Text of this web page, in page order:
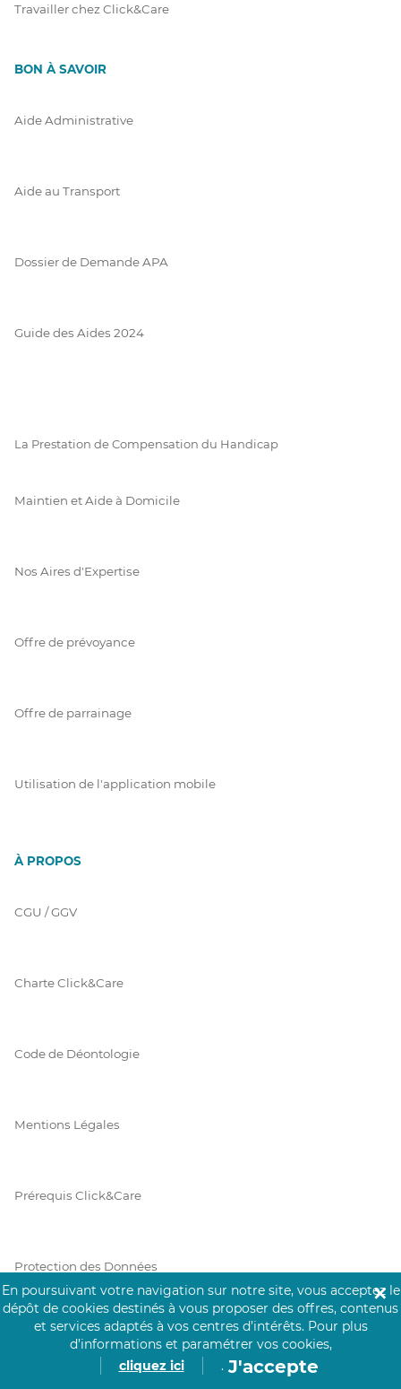
Travailler chez Click&Care
BON À SAVOIR
Aide Administrative
Aide au Transport
Dossier de Demande APA
Guide des Aides 2024
La Prestation de Compensation du Handicap
Maintien et Aide à Domicile
Nos Aires d'Expertise
Offre de prévoyance
Offre de parrainage
Utilisation de l'application mobile
À PROPOS
CGU / GGV
Charte Click&Care
Code de Déontologie
Mentions Légales
Prérequis Click&Care
Protection des Données
En poursuivant votre navigation sur notre site, vous acceptez le
dépôt de cookies destinés à vous proposer des offres, contenus
et services adaptés à vos centres d’intérêts. Pour plus
d’informations et paramétrer vos cookies,
cliquez ici
. J'accepte
✕